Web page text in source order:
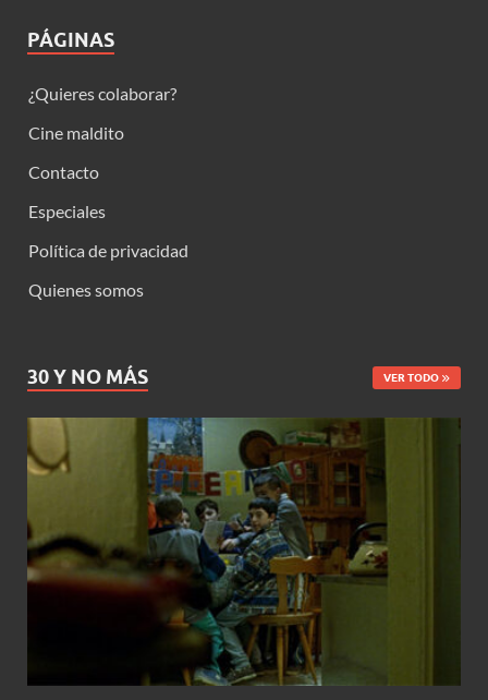
PÁGINAS
¿Quieres colaborar?
Cine maldito
Contacto
Especiales
Política de privacidad
Quienes somos
30 Y NO MÁS VER TODO